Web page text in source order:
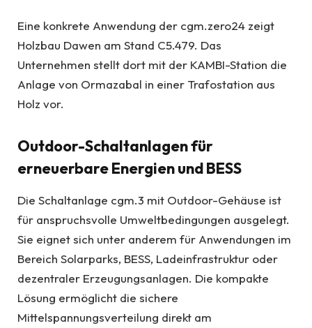
Eine konkrete Anwendung der cgm.zero24 zeigt
Holzbau Dawen am Stand C5.479. Das
Unternehmen stellt dort mit der KAMBI-Station die
Anlage von Ormazabal in einer Trafostation aus
Holz vor.
Outdoor-Schaltanlagen für
erneuerbare Energien und BESS
Die Schaltanlage cgm.3 mit Outdoor-Gehäuse ist
für anspruchsvolle Umweltbedingungen ausgelegt.
Sie eignet sich unter anderem für Anwendungen im
Bereich Solarparks, BESS, Ladeinfrastruktur oder
dezentraler Erzeugungsanlagen. Die kompakte
Lösung ermöglicht die sichere
Mittelspannungsverteilung direkt am